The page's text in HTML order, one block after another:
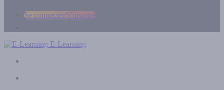
Se connecter/S'inscrire
E-Learning